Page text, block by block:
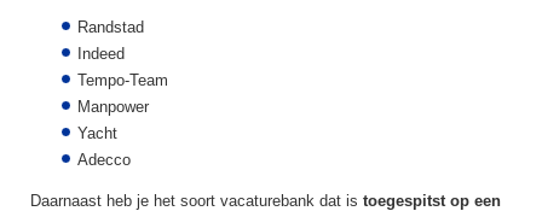
Randstad
Indeed
Tempo-Team
Manpower
Yacht
Adecco
Daarnaast heb je het soort vacaturebank dat is toegespitst op een